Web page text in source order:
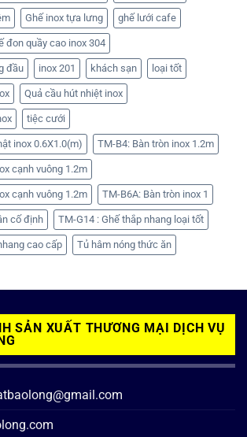
Ghế inox tựa lưng ghế lưới cafe
đon quầy cao inox 304
đầu inox 201 khách sạn loại tốt
Quả cầu hút nhiệt inox
tiệc cưới
inox 0.6X1.0(m) TM-B4: Bàn tròn inox 1.2m
cạnh vuông 1.2m
cạnh vuông 1.2m TM-B6A: Bàn tròn inox 1
cố định TM-G14 : Ghế thắp nhang loại tốt
cao cấp Tủ hâm nóng thức ăn
SẢN XUẤT THƯƠNG MẠI DỊCH VỤ